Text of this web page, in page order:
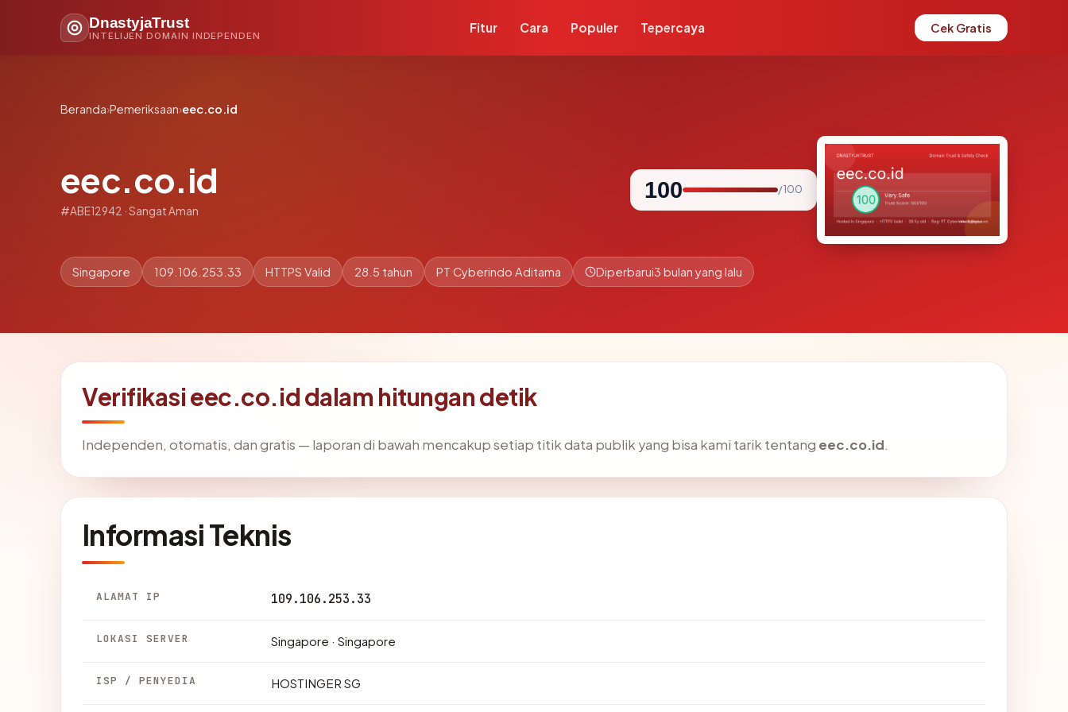
DnastyjaTrust
INTELIJEN DOMAIN INDEPENDEN
Fitur Cara Populer Tepercaya Cek Gratis
Beranda›Pemeriksaan›eec.co.id
eec.co.id
#ABE12942 · Sangat Aman
100 / 100
Singapore 109.106.253.33 HTTPS Valid 28.5 tahun PT Cyberindo Aditama Diperbarui3 bulan yang lalu
Verifikasi eec.co.id dalam hitungan detik
Independen, otomatis, dan gratis — laporan di bawah mencakup setiap titik data publik yang bisa kami tarik tentang eec.co.id.
Informasi Teknis
ALAMAT IP 109.106.253.33
LOKASI SERVER Singapore · Singapore
ISP / PENYEDIA HOSTINGER SG